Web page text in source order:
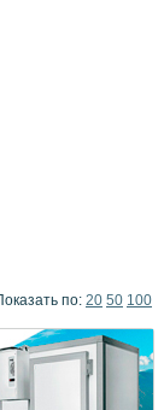
по: 20 50 100